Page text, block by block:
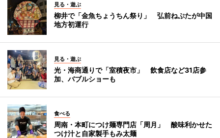
見る・遊ぶ
柳井で「金魚ちょうちん祭り」 弘前ねぷたが中国
地方初運行
見る・遊ぶ
光・海商通りで「室積夜市」 飲食店など31店参
加、バブルショーも
食べる
周南・本町につけ麺専門店「周月」 酸味利かせた
つけ汁と自家製手もみ太麺